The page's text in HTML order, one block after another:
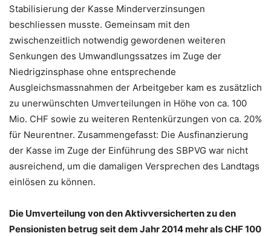
Stabilisierung der Kasse Minderverzinsungen
beschliessen musste. Gemeinsam mit den
zwischenzeitlich notwendig gewordenen weiteren
Senkungen des Umwandlungssatzes im Zuge der
Niedrigzinsphase ohne entsprechende
Ausgleichsmassnahmen der Arbeitgeber kam es zusätzlich
zu unerwünschten Umverteilungen in Höhe von ca. 100
Mio. CHF sowie zu weiteren Rentenkürzungen von ca. 20%
für Neurentner. Zusammengefasst: Die Ausfinanzierung
der Kasse im Zuge der Einführung des SBPVG war nicht
ausreichend, um die damaligen Versprechen des Landtags
einlösen zu können.
Die Umverteilung von den Aktivversicherten zu den
Pensionisten betrug seit dem Jahr 2014 mehr als CHF 100